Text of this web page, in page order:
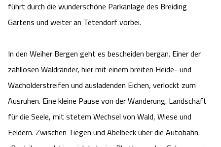
Barriere­freiheits-Einstell­ungen
Hoher Kontrast Modus:
Schriftgröße: A A
führt durch die wunderschöne Parkanlage des Breiding
Gartens und weiter an Tetendorf vorbei.
In den Weiher Bergen geht es bescheiden bergan. Einer der
zahllosen Waldränder, hier mit einem breiten Heide- und
Wacholderstreifen und ausladenden Eichen, verlockt zum
Ausruhen. Eine kleine Pause von der Wanderung. Landschaft
für die Seele, mit stetem Wechsel von Wald, Wiese und
Feldern. Zwischen Tiegen und Abelbeck über die Autobahn.